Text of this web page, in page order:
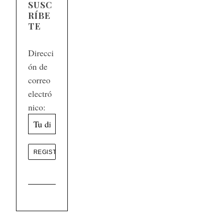
SUSC
RÍBE
TE
Direcci
ón de
correo
electró
nico: